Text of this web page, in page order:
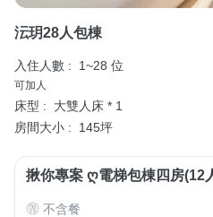
沄玥28人包棟
入住人數 : 1~28 位
可加人
床型 :
大雙人床 * 1
房間大小 :
145坪
揪你專案 Ღ電梯包棟四房(12
不含餐